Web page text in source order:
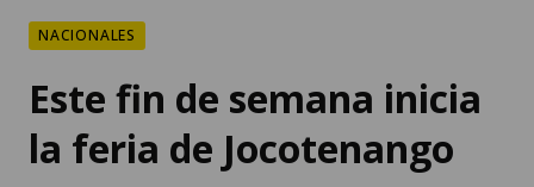
NACIONALES
Este fin de semana inicia
la feria de Jocotenango